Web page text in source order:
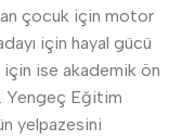
çocuk için motor
için hayal gücü
ise akademik ön
Yengeç Eğitim
yelpazesini